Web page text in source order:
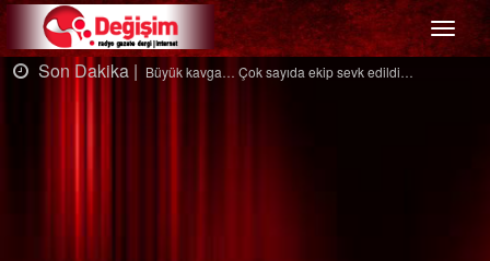
Menü
Son Dakika |Ağaçtan düştü…